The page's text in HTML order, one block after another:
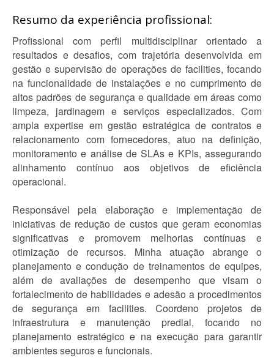
Resumo da experiência profissional:
Profissional com perfil multidisciplinar orientado a
resultados e desafios, com trajetória desenvolvida em
gestão e supervisão de operações de facilities, focando
na funcionalidade de instalações e no cumprimento de
altos padrões de segurança e qualidade em áreas como
limpeza, jardinagem e serviços especializados. Com
ampla expertise em gestão estratégica de contratos e
relacionamento com fornecedores, atuo na definição,
monitoramento e análise de SLAs e KPIs, assegurando
alinhamento contínuo aos objetivos de eficiência
operacional.
Responsável pela elaboração e implementação de
iniciativas de redução de custos que geram economias
significativas e promovem melhorias contínuas e
otimização de recursos. Minha atuação abrange o
planejamento e condução de treinamentos de equipes,
além de avaliações de desempenho que visam o
fortalecimento de habilidades e adesão a procedimentos
de segurança em facilities. Coordeno projetos de
infraestrutura e manutenção predial, focando no
planejamento estratégico e na execução para garantir
ambientes seguros e funcionais.